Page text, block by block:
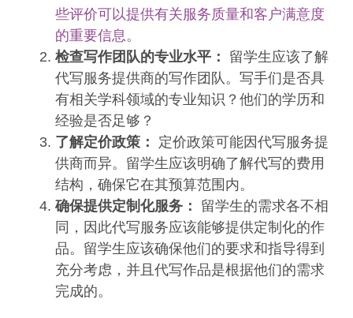
些评价可以提供有关服务质量和客户满意度
的重要信息。
检查写作团队的专业水平：
留学生应该了解
代写服务提供商的写作团队。写手们是否具
有相关学科领域的专业知识？他们的学历和
经验是否足够？
了解定价政策：
定价政策可能因代写服务提
供商而异。留学生应该明确了解代写的费用
结构，确保它在其预算范围内。
确保提供定制化服务：
留学生的需求各不相
同，因此代写服务应该能够提供定制化的作
品。留学生应该确保他们的要求和指导得到
充分考虑，并且代写作品是根据他们的需求
完成的。